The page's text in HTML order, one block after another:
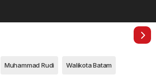
Muhammad Rudi Walikota Batam